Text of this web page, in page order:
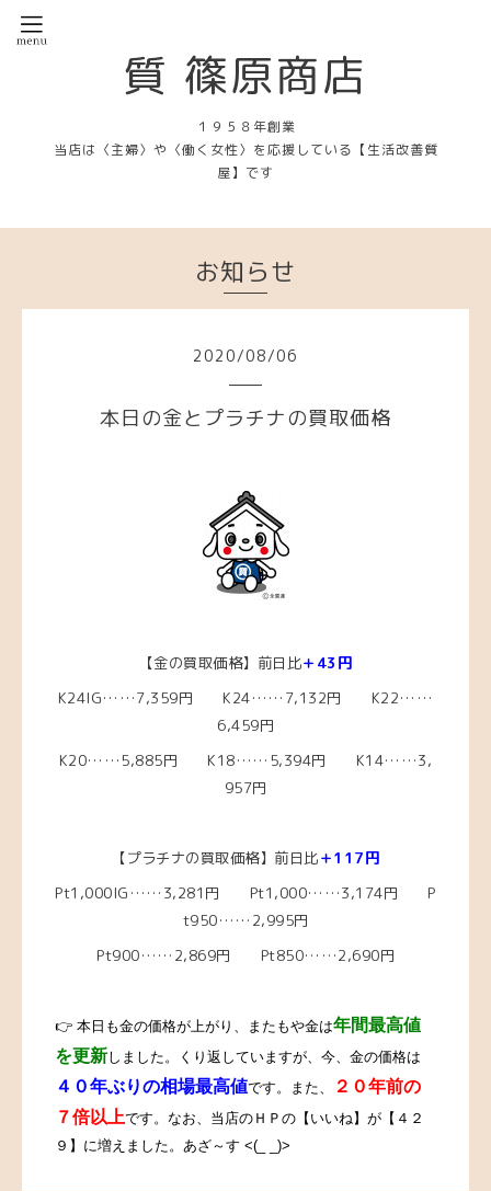
質 篠原商店
１９５８年創業
当店は〈主婦〉や〈働く女性〉を応援している【生活改善質
屋】です
お知らせ
2020/08/06
本日の金とプラチナの買取価格
【金の買取価格】前日比＋43円
K24IG……7,359円 K24……7,132円 K22……
6,459円
K20……5,885円 K18……5,394円 K14……3,
957円
【プラチナの買取価格】前日比＋117円
Pt1,000IG……3,281円 Pt1,000……3,174円 P
t950……2,995円
Pt900……2,869円 Pt850……2,690円
👉 本日も金の価格が上がり、またもや金は年間最高値
を更新しました。 くり返していますが、今、金の価格は
４０年ぶりの相場最高値です。また、
２０年前の
７倍以上です。なお、当店のＨＰの【いいね】が【４２
９】に増えました。あざ～す <(_ _)>